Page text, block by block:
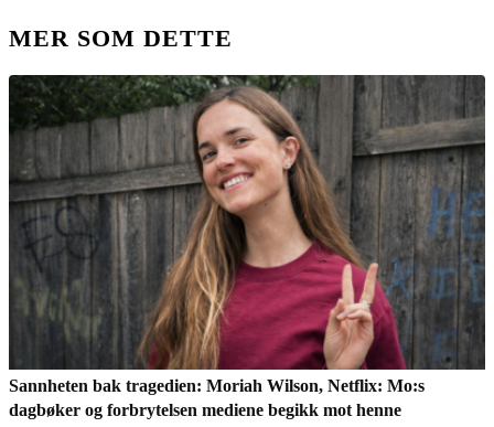
MER SOM DETTE
Sannheten bak tragedien: Moriah Wilson, Netflix: Mo:s
dagbøker og forbrytelsen mediene begikk mot henne